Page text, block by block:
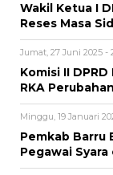
Wakil Ketua I
Reses Masa
Jumat, 27 Juni 2025 -
Komisi II
RKA
Minggu, 19 Januari
Pemkab Barru
Pegawai